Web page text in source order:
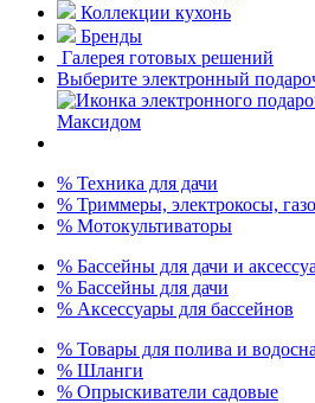
Коллекции кухонь
Бренды
Галерея готовых решений
Выберите электронный
% Техника для дачи
% Триммеры, электрокосы,
% Мотокультиваторы
% Бассейны для дачи и
% Бассейны для дачи
% Аксессуары для бассейнов
% Товары для полива и
% Шланги
% Опрыскиватели садовые